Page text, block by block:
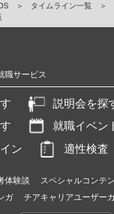
＞ タイムライン一覧 ＞
職サービス
説明会を探
就職イベン
ン
適性検査
体験談 スペシャルコンテ
ガ チアキャリアユーザー